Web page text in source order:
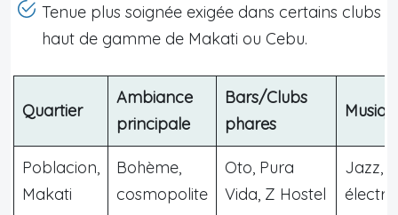
Tenue plus soignée exigée dans certains clubs
haut de gamme de Makati ou Cebu.
Quartier
Ambiance
principale
Bars/Clubs
phares
Poblacion,
Makati
Bohème,
cosmopolite
Oto, Pura
Vida, Z Hostel
Jazz,
électro